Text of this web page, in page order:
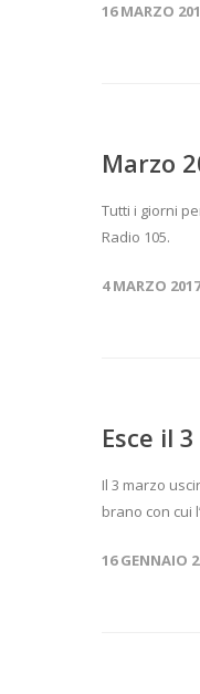
16 MARZO
Marzo
Tutti i giorni
Radio 105.
4 MARZO 2017
Esce il
Il 3 marzo
brano con cui
16 GENNAIO